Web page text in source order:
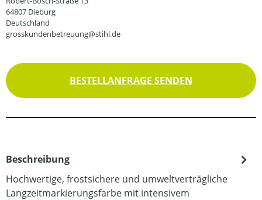
64807 Dieburg
Deutschland
grosskundenbetreuung@stihl.de
BESTELLANFRAGE SENDEN
Beschreibung
Hochwertige, frostsichere und umweltverträgliche
Langzeitmarkierungsfarbe mit intensivem